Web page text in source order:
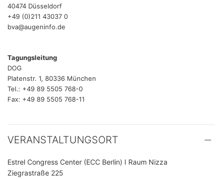
40474 Düsseldorf
+49 (0)211 43037 0
bva@augeninfo.de
Tagungsleitung
DOG
Platenstr. 1, 80336 München
Tel.: +49 89 5505 768-0
Fax: +49 89 5505 768-11
VERANSTALTUNGSORT
Estrel Congress Center (ECC Berlin) I Raum Nizza
Ziegrastraße 225